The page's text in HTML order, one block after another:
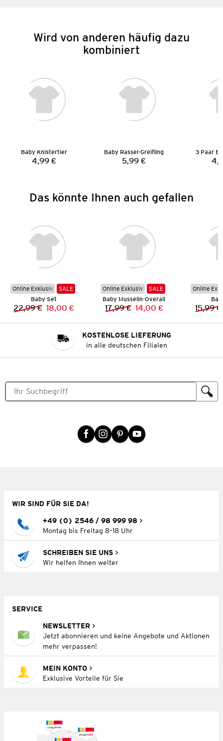
Wird von anderen häufig dazu
kombiniert
Baby Knistertier
Preis:
4,99 €
Baby Rassel-Greifling
Preis:
5,99 €
3 Paar
Das könnte Ihnen auch gefallen
Online Exklusiv
SALE
Baby Set
Vorheriger Preis:
22,99 € Neuer Preis:
18,00 €
Online Exklusiv
SALE
Baby Musselin-Overall
Vorheriger Preis:
17,99 € Neuer Preis:
14,00 €
Online
15,99 €
KOSTENLOSE LIEFERUNG
in alle deutschen Filialen
WIR SIND FÜR SIE DA!
+49 (0) 2546 / 98 999 98
Montag bis Freitag 8–18 Uhr
SCHREIBEN SIE UNS
Wir helfen Ihnen weiter
SERVICE
NEWSLETTER
Jetzt abonnieren und keine Angebote und Aktionen
mehr verpassen!
MEIN KONTO
Exklusive Vorteile für Sie